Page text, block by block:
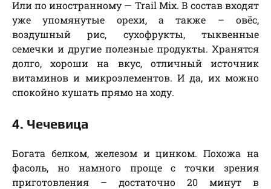
Или по иностранному — Trail Mix. В состав входят
уже упомянутые орехи, а также – овёс,
воздушный рис, сухофрукты, тыквенные
семечки и другие полезные продукты. Хранятся
долго, хороши на вкус, отличный источник
витаминов и микроэлементов. И да, их можно
спокойно кушать прямо на ходу.
4. Чечевица
Богата белком, железом и цинком. Похожа на
фасоль, но намного проще с точки зрения
приготовления – достаточно 20 минут в